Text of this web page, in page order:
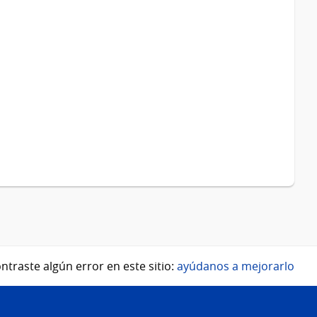
algún error en este sitio: ayúdanos a mejorarlo